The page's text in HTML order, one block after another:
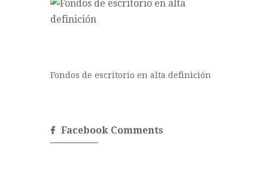
Fondos de escritorio en alta definición
Facebook Comments